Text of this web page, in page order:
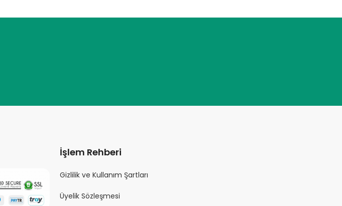
İşlem Rehberi
Gizlilik ve Kullanım Şartları
Üyelik Sözleşmesi